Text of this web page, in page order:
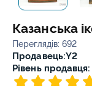
Казанська
Переглядів: 692
Продавець:Y2
Рівень